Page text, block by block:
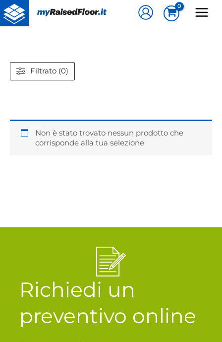
Vai
al
contenuto
Filtrato (0)
Non è stato trovato nessun prodotto che
corrisponde alla tua selezione.
Richiedi un
preventivo online